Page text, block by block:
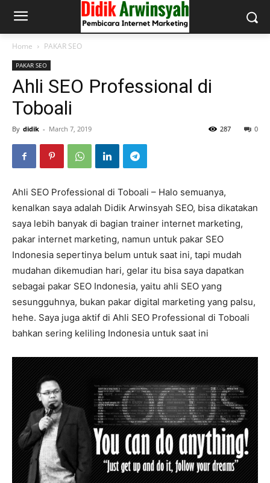
Home PAKAR SEO
PAKAR SEO
Ahli SEO Professional di
Toboali
By didik - March 7, 2019 0
287
Ahli SEO Professional di Toboali – Halo semuanya,
kenalkan saya adalah Didik Arwinsyah SEO, bisa dikatakan
saya lebih banyak di bagian trainer internet marketing,
pakar internet marketing, namun untuk pakar SEO
Indonesia sepertinya belum untuk saat ini, tapi mudah
mudahan dikemudian hari, gelar itu bisa saya dapatkan
sebagai pakar SEO Indonesia, yaitu ahli SEO yang
sesungguhnya, bukan pakar digital marketing yang palsu,
hehe. Saya juga aktif di Ahli SEO Professional di Toboali
bahkan sering keliling Indonesia untuk saat ini